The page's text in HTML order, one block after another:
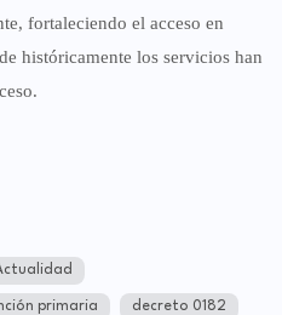
fortaleciendo el acceso en
históricamente los servicios han
primaria decreto 0182